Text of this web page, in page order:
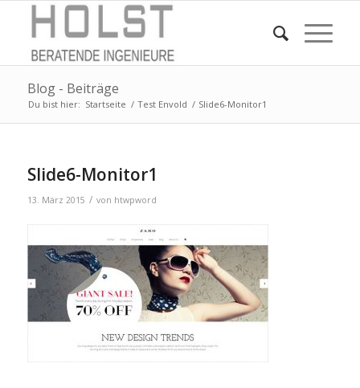
Blog - Beiträge
Du bist hier: Startseite / Test Envold / Slide6-Monitor1
Slide6-Monitor1
13. März 2015 / von htwpword